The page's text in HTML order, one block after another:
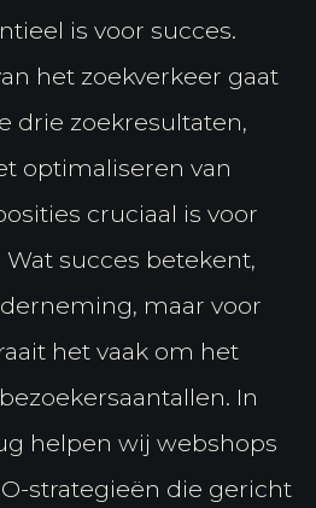
is voor succes.
het zoekverkeer gaat
drie zoekresultaten,
optimaliseren van
cruciaal is voor
succes betekent,
maar voor
het vaak om het
In
helpen wij webshops
strategieën die gericht